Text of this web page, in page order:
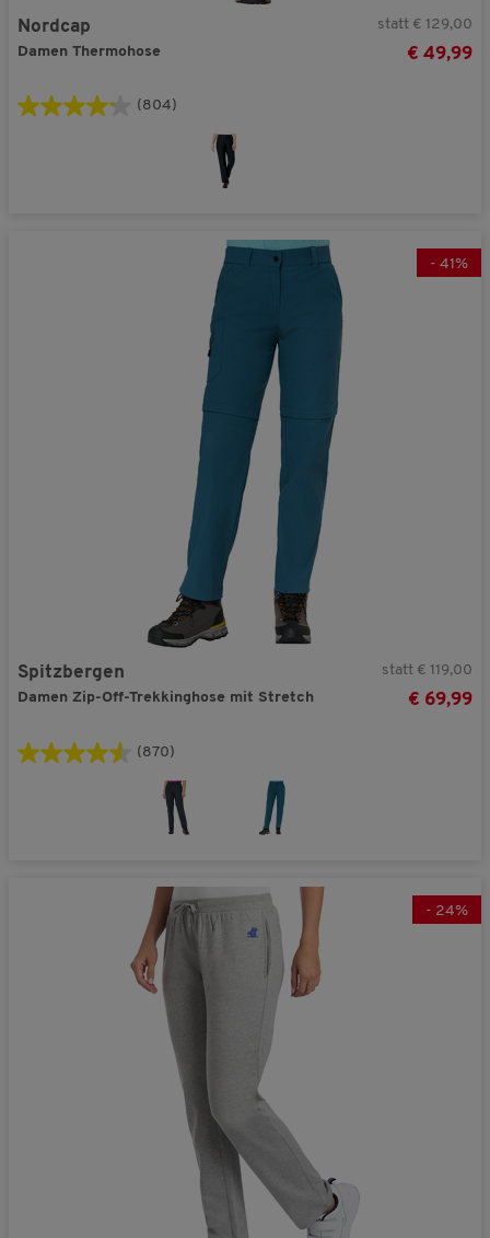
Nordcap
Damen Thermohose
statt € 129,00
€ 49,99
(804)
- 41%
Spitzbergen
Damen Zip-Off-Trekkinghose mit Stretch
statt € 119,00
€ 69,99
(870)
- 24%